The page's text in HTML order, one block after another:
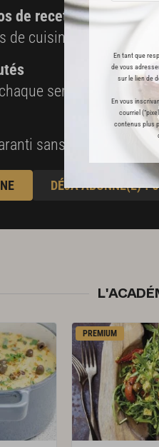
En tant que
de vous
sur le lien de
En vous
courriel
contenus plus
de recettes
de cuisine et pâtisserie
semaine
sans publicité
DÉJÀ ABONNÉ(E) ?
PREMIUM